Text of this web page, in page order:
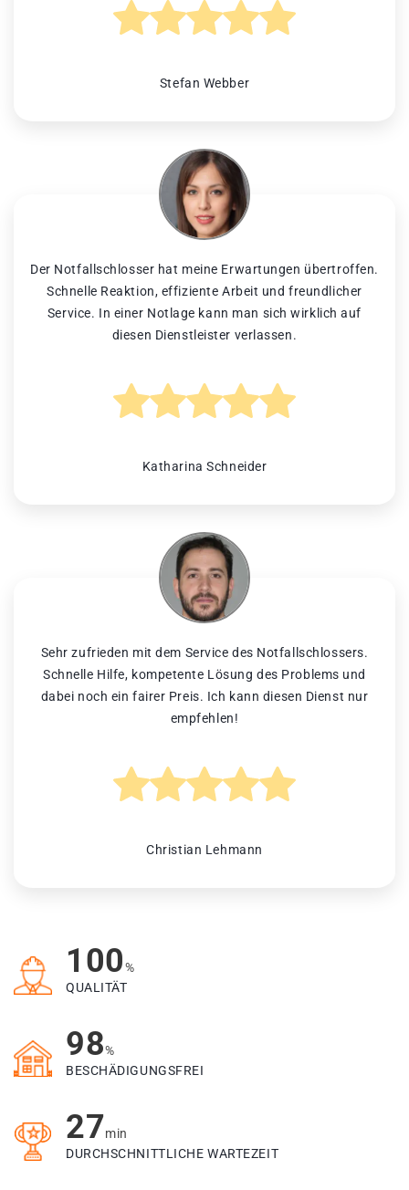
Stefan Webber
Der Notfallschlosser hat meine Erwartungen übertroffen.
Schnelle Reaktion, effiziente Arbeit und freundlicher
Service. In einer Notlage kann man sich wirklich auf
diesen Dienstleister verlassen.
Katharina Schneider
Sehr zufrieden mit dem Service des Notfallschlossers.
Schnelle Hilfe, kompetente Lösung des Problems und
dabei noch ein fairer Preis. Ich kann diesen Dienst nur
empfehlen!
Christian Lehmann
100%
QUALITÄT
98%
BESCHÄDIGUNGSFREI
27min
DURCHSCHNITTLICHE WARTEZEIT